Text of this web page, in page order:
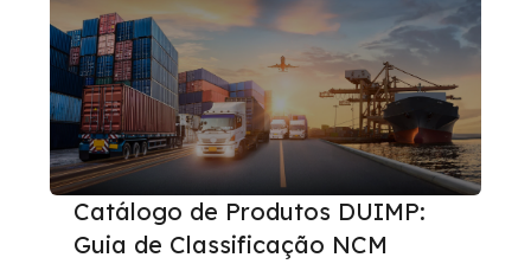
Catálogo de Produtos DUIMP:
Guia de Classificação NCM